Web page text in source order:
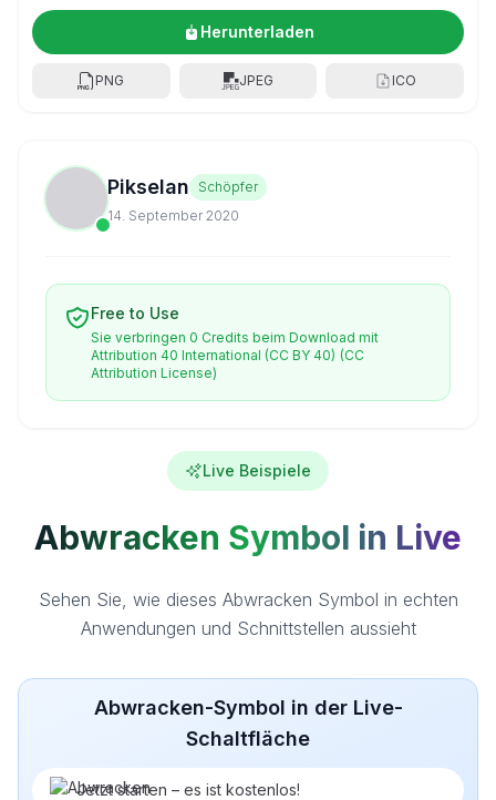
Herunterladen
PNG JPEG ICO
Pikselan
Schöpfer
14. September 2020
Free to Use
Sie verbringen 0 Credits beim Download mit
Attribution 40 International (CC BY 40) (CC
Attribution License)
Live Beispiele
Abwracken Symbol in Live
Sehen Sie, wie dieses Abwracken Symbol in echten
Anwendungen und Schnittstellen aussieht
Abwracken-Symbol in der Live-
Schaltfläche
Jetzt starten – es ist kostenlos!